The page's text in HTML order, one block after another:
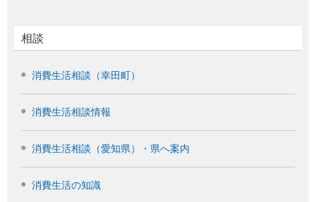
相談
消費生活相談（幸田町）
消費生活相談情報
消費生活相談（愛知県）・県へ案内
消費生活の知識